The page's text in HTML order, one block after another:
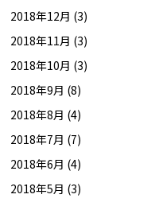
2018年12月 (3)
2018年11月 (3)
2018年10月 (3)
2018年9月 (8)
2018年8月 (4)
2018年7月 (7)
2018年6月 (4)
2018年5月 (3)